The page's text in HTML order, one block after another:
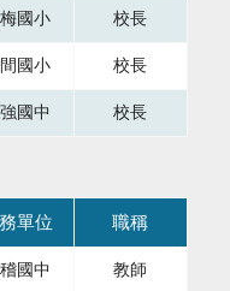
國小 校長
國小 校長
國中 校長
，第一直欄銜稱，第二直
單位 職稱
國中 教師